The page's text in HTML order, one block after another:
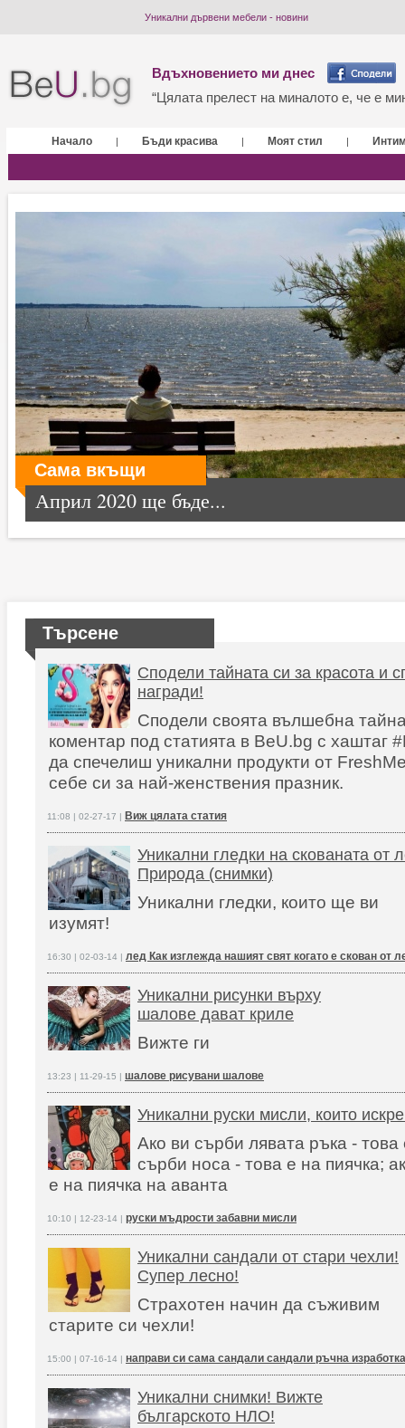
Уникални дървени мебели - новини
Вдъхновението ми днес
“Цялата прелест на миналото е, че е
Начало | Бъди красива | Моят стил |
Сама вкъщи
Април 2020 ще бъде...
Търсене
Сподели тайната си за красота и
награди!
Сподели своята вълшебна
коментар под статията в BeU.bg с хаштаг
да спечелиш уникални продукти от
себе си за най-женствения празник.
11:08 | 02-27-17 | Виж цялата статия
Уникални гледки на скованата от
Природа (снимки)
Уникални гледки, които ще ви
изумят!
16:30 | 02-03-14 | лед Как изглежда нашият свят когато е скован от
Уникални рисунки върху
шалове дават криле
Вижте ги
13:23 | 11-29-15 | шалове рисувани шалове
Уникални руски мисли, които
Ако ви сърби лявата ръка -
сърби носа - това е на пиячка;
е на пиячка на аванта
10:10 | 12-23-14 | руски мъдрости забавни мисли
Уникални сандали от стари чехли!
Супер лесно!
Страхотен начин да съживим
старите си чехли!
15:00 | 07-16-14 | направи си сама сандали сандали ръчна изработка
Уникални снимки! Вижте
българското НЛО!